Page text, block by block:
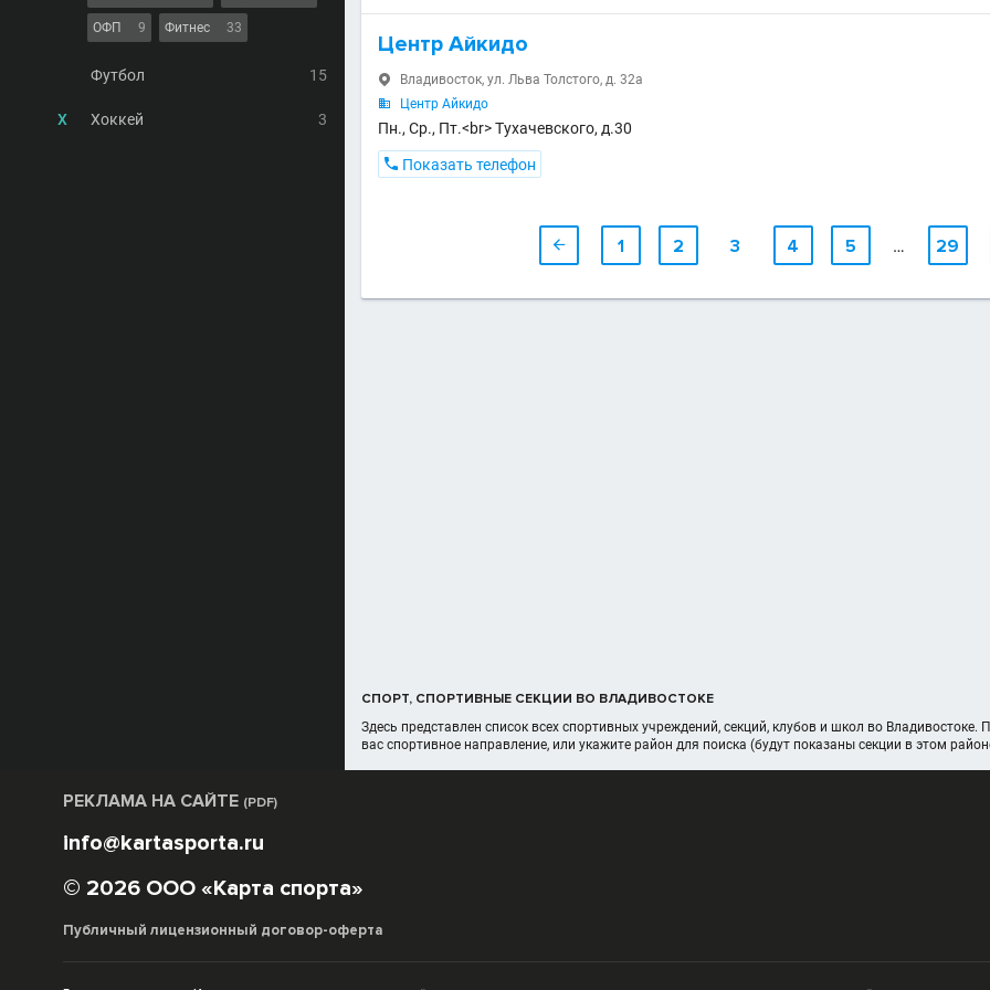
ОФП 9 Фитнес 33
Футбол 15
Х Хоккей 3
Центр Айкидо
 Владивосток, ул. Льва Толстого, д. 32а
 Центр Айкидо
Пн., Ср., Пт.<br> Тухачевского, д.30
 Показать телефон
 1 2 3 4 5 … 29
СПОРТ, СПОРТИВНЫЕ СЕКЦИИ ВО ВЛАДИВОСТОКЕ
Здесь представлен список всех спортивных учреждений, секций, клубов и школ во
вас спортивное направление, или укажите район для поиска (будут показаны секции в этом
РЕКЛАМА НА САЙТЕ (PDF)
info@kartasporta.ru
© 2026 ООО «Карта спорта»
Публичный лицензионный договор-оферта